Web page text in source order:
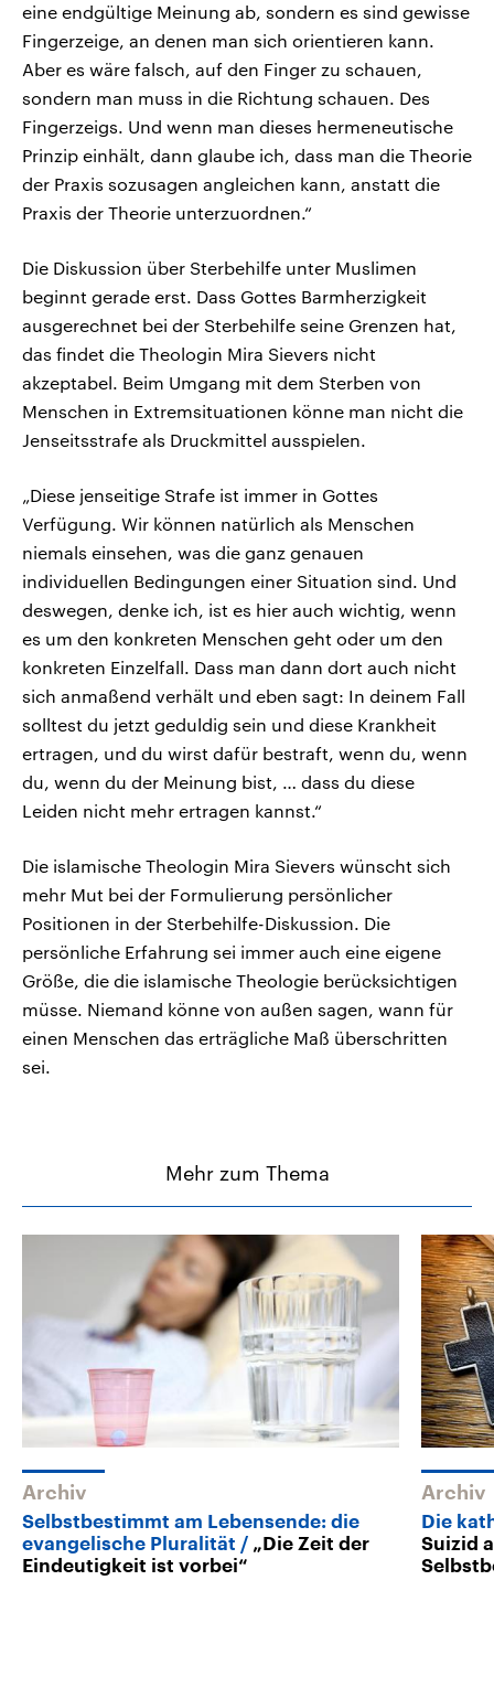
eine endgültige Meinung ab, sondern es sind gewisse
Fingerzeige, an denen man sich orientieren kann.
Aber es wäre falsch, auf den Finger zu schauen,
sondern man muss in die Richtung schauen. Des
Fingerzeigs. Und wenn man dieses hermeneutische
Prinzip einhält, dann glaube ich, dass man die Theorie
der Praxis sozusagen angleichen kann, anstatt die
Praxis der Theorie unterzuordnen.“
Die Diskussion über Sterbehilfe unter Muslimen
beginnt gerade erst. Dass Gottes Barmherzigkeit
ausgerechnet bei der Sterbehilfe seine Grenzen hat,
das findet die Theologin Mira Sievers nicht
akzeptabel. Beim Umgang mit dem Sterben von
Menschen in Extremsituationen könne man nicht die
Jenseitsstrafe als Druckmittel ausspielen.
„Diese jenseitige Strafe ist immer in Gottes
Verfügung. Wir können natürlich als Menschen
niemals einsehen, was die ganz genauen
individuellen Bedingungen einer Situation sind. Und
deswegen, denke ich, ist es hier auch wichtig, wenn
es um den konkreten Menschen geht oder um den
konkreten Einzelfall. Dass man dann dort auch nicht
sich anmaßend verhält und eben sagt: In deinem Fall
solltest du jetzt geduldig sein und diese Krankheit
ertragen, und du wirst dafür bestraft, wenn du, wenn
du, wenn du der Meinung bist, … dass du diese
Leiden nicht mehr ertragen kannst.“
Die islamische Theologin Mira Sievers wünscht sich
mehr Mut bei der Formulierung persönlicher
Positionen in der Sterbehilfe-Diskussion. Die
persönliche Erfahrung sei immer auch eine eigene
Größe, die die islamische Theologie berücksichtigen
müsse. Niemand könne von außen sagen, wann für
einen Menschen das erträgliche Maß überschritten
sei.
Mehr zum Thema
Archiv
Selbstbestimmt am Lebensende: die
evangelische Pluralität
„Die Zeit der
Eindeutigkeit ist vorbei“
Archiv
Die
Suizid